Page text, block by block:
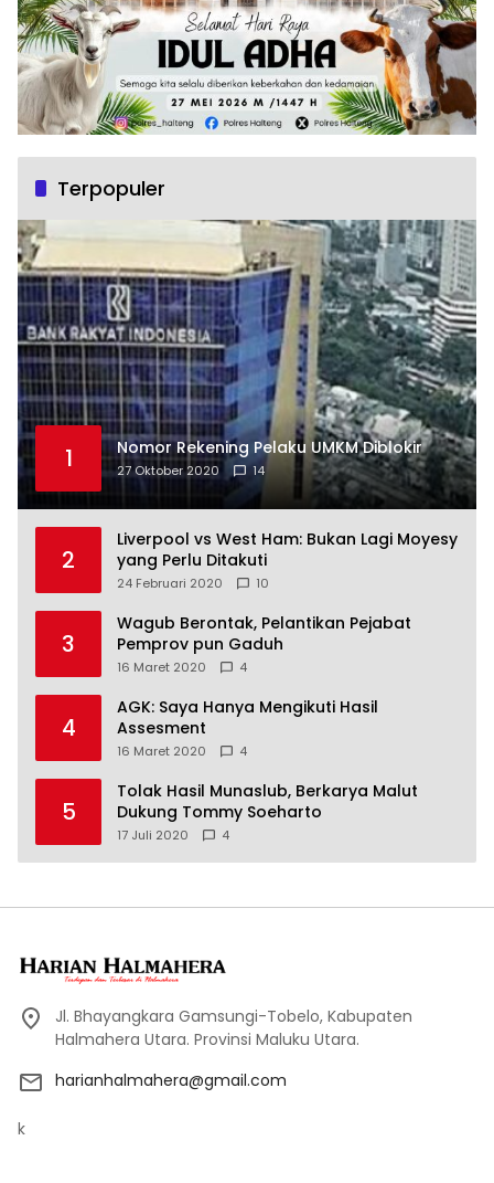
Terpopuler
1 Nomor Rekening Pelaku UMKM Diblokir
27 Oktober 2020 14
2
Liverpool vs West Ham: Bukan Lagi Moyesy
yang Perlu Ditakuti
24 Februari 2020 10
3
Wagub Berontak, Pelantikan Pejabat
Pemprov pun Gaduh
16 Maret 2020 4
4
AGK: Saya Hanya Mengikuti Hasil
Assesment
16 Maret 2020 4
5
Tolak Hasil Munaslub, Berkarya Malut
Dukung Tommy Soeharto
17 Juli 2020 4
Jl. Bhayangkara Gamsungi-Tobelo, Kabupaten
Halmahera Utara. Provinsi Maluku Utara.
harianhalmahera@gmail.com
k